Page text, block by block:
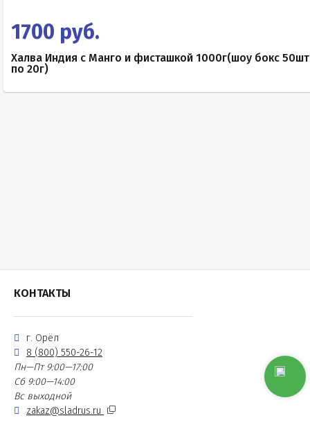
1700 руб.
Халва Индия с Манго и фисташкой 1000г(шоу бокс 50шт
по 20г)
КОНТАКТЫ
г. Орёл
8 (800) 550-26-12
Пн—Пт 9:00—17:00
Сб 9:00—14:00
Вс выходной
zakaz@sladrus.ru